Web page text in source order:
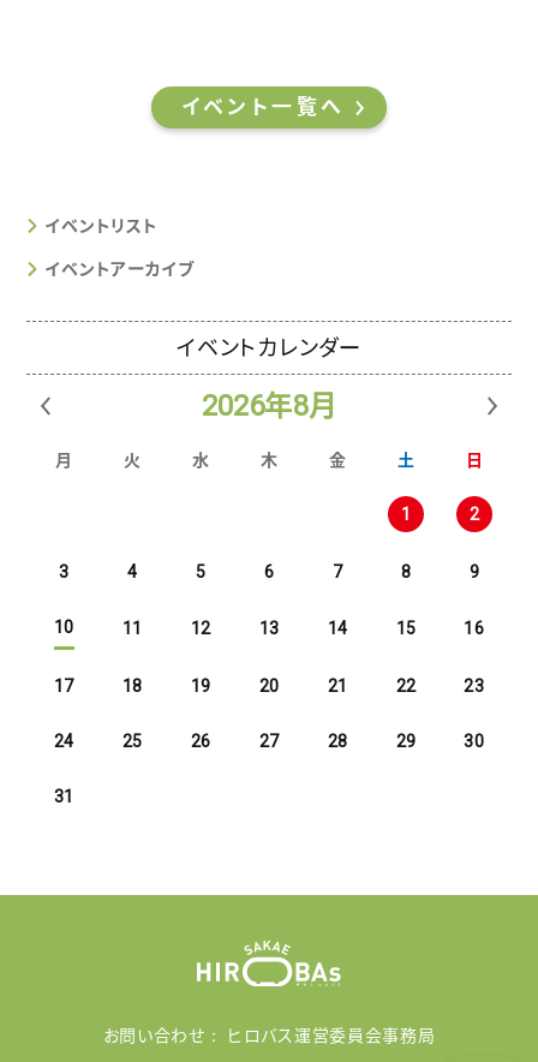
イベント一覧へ
イベントリスト
イベントアーカイブ
イベントカレンダー
2026年8月
月 火 水 木 金 土 日
1 2
3 4 5 6 7 8 9
10 11 12 13 14 15 16
17 18 19 20 21 22 23
24 25 26 27 28 29 30
31
お問い合わせ： ヒロバス運営委員会事務局